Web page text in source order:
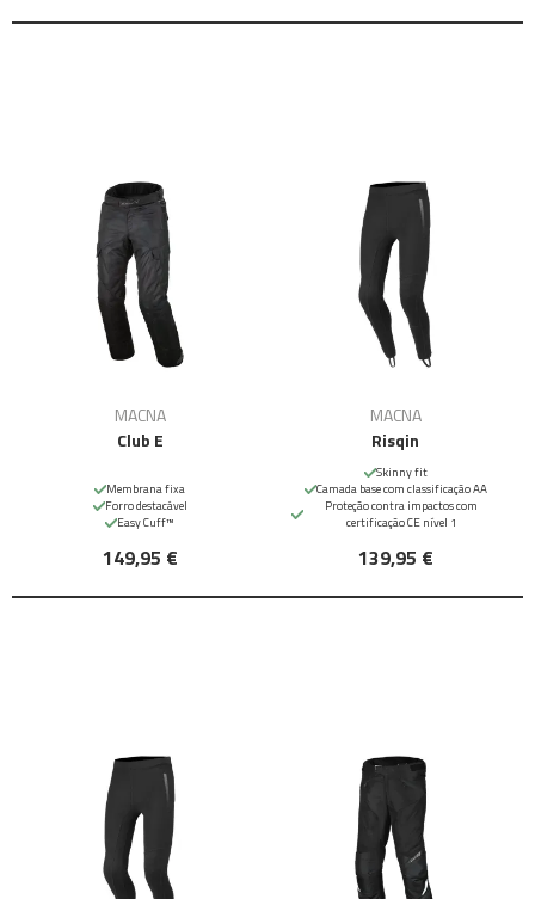
MACNA
Club E
Membrana fixa
Forro destacável
Easy Cuff™
149,95 €
MACNA
Risqin
Skinny fit
Camada base com classificação AA
Proteção contra impactos com
certificação CE nível 1
139,95 €